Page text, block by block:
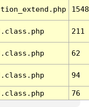
1548
211
62
94
76